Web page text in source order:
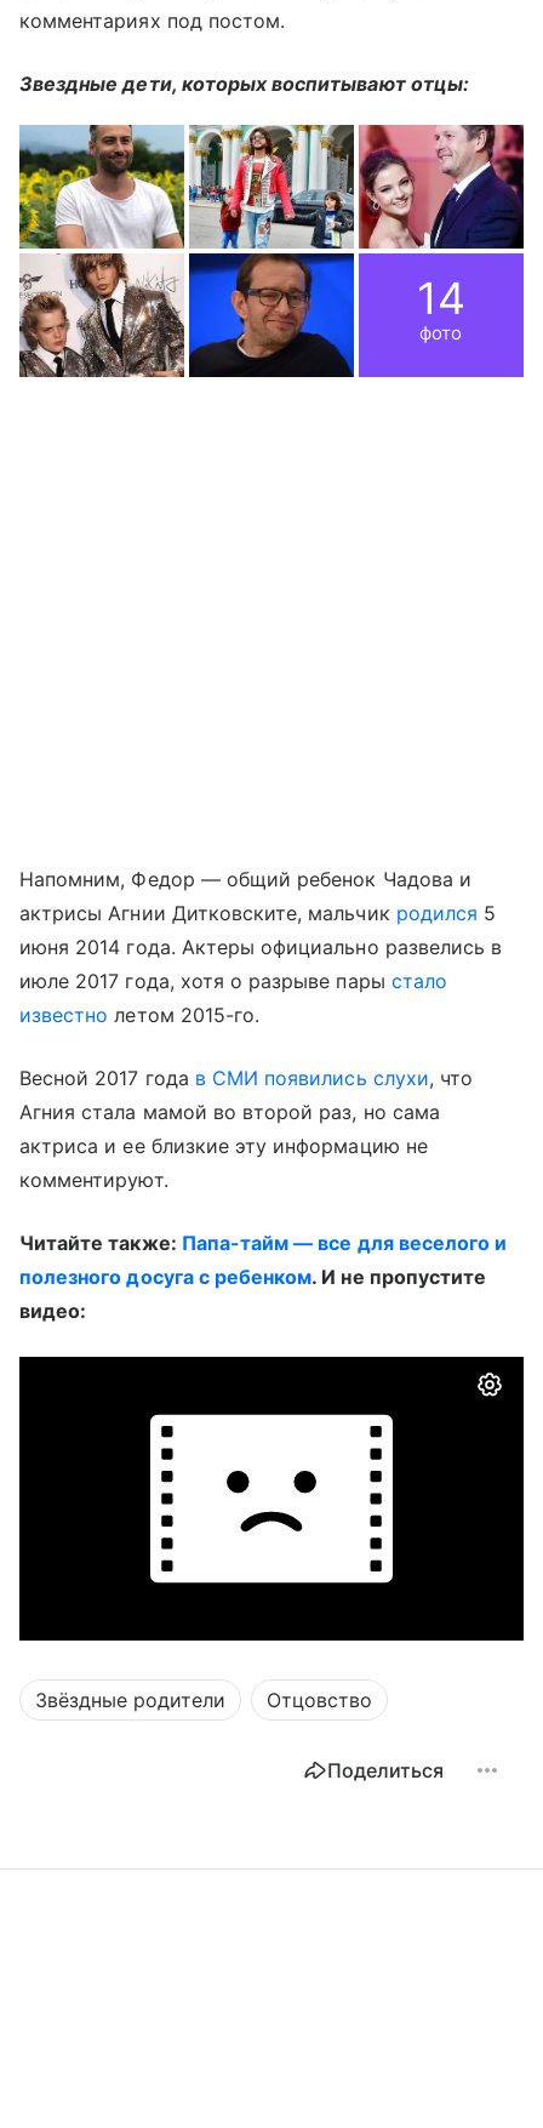
комментариях под постом.
Звездные дети, которых воспитывают отцы:
14
фото
Напомним, Федор — общий ребенок Чадова и
актрисы Агнии Дитковските, мальчик родился 5
июня 2014 года. Актеры официально развелись в
июле 2017 года, хотя о разрыве пары стало
известно летом 2015-го.
Весной 2017 года в СМИ появились слухи, что
Агния стала мамой во второй раз, но сама
актриса и ее близкие эту информацию не
комментируют.
Читайте также: Папа-тайм — все для веселого и
полезного досуга с ребенком. И не пропустите
видео:
Звёздные родители Отцовство
Поделиться